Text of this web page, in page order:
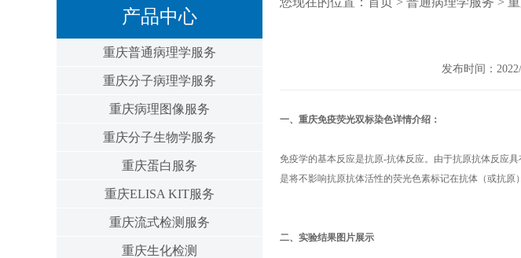
产品中心
重庆普通病理学服务
重庆分子病理学服务
重庆病理图像服务
重庆分子生物学服务
重庆蛋白服务
重庆ELISA KIT服务
重庆流式检测服务
重庆生化检测
发布时间：
一、 重庆免疫荧光双标染色详情介绍：
免疫学的基本反应是抗原-抗体反应。由于抗原抗体反应
是将不影响抗原抗体活性的荧光色素标记在抗体（或抗原
二、实验结果图片展示